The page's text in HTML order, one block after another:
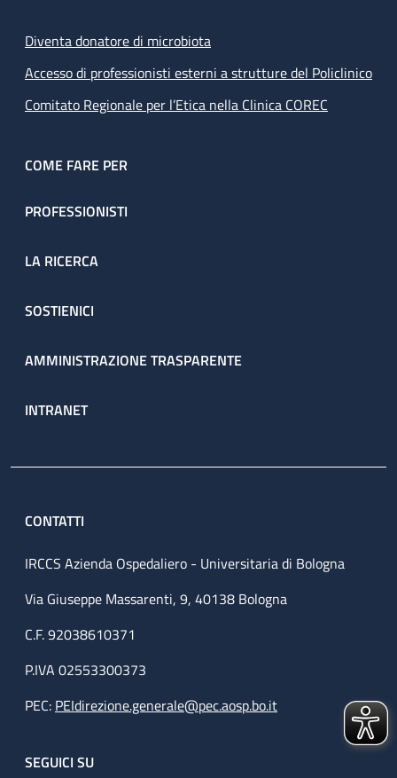
trattamento dialitico.
Diventa donatore di microbiota
Accesso di professionisti esterni a strutture del Policlinico
Comitato Regionale per l’Etica nella Clinica COREC
COME FARE PER
PROFESSIONISTI
LA RICERCA
SOSTIENICI
AMMINISTRAZIONE TRASPARENTE
INTRANET
CONTATTI
IRCCS Azienda Ospedaliero - Universitaria di Bologna
Via Giuseppe Massarenti, 9, 40138 Bologna
C.F. 92038610371
P.IVA 02553300373
PEC: PEIdirezione.generale@pec.aosp.bo.it
SEGUICI SU